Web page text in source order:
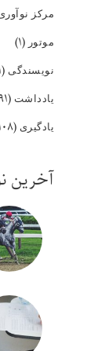
مرکز
موتور (۱)
نویسندگی (۱)
یادداشت (۳۹۱)
یادگیری (۱۰۸)
آخرین